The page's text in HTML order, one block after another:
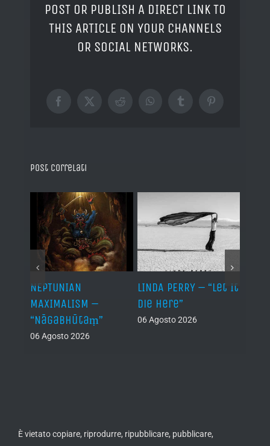
POST OR PUBLISH A DIRECT LINK TO
THIS ARTICLE ON YOUR CHANNELS
OR SOCIAL NETWORKS.
Facebook
X RedditWhatsAppTumblrPinterest
Post correlati
NEPTUNIAN
MAXIMALISM –
“Nāgabhūtaṃ”
06 Agosto 2026
LINDA PERRY – “Let It
Die Here”
06 Agosto 2026
È vietato copiare, riprodurre, ripubblicare, pubblicare,